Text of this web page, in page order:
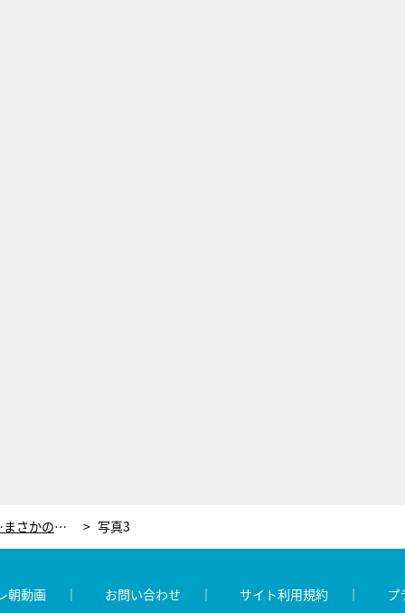
大久保佳代子、ロケに行き詰まり…まさかのやけ酒！「酒をちょっといれないと」 写真3
朝動画 お問い合わせ サイト利用規約 プ